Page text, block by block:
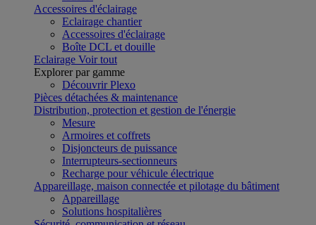
Accessoires d'éclairage
Eclairage chantier
Accessoires d'éclairage
Boîte DCL et douille
Eclairage Voir tout
Explorer par gamme
Découvrir Plexo
Pièces détachées & maintenance
Distribution, protection et gestion de l'énergie
Mesure
Armoires et coffrets
Disjoncteurs de puissance
Interrupteurs-sectionneurs
Recharge pour véhicule électrique
Appareillage, maison connectée et pilotage du bâtiment
Appareillage
Solutions hospitalières